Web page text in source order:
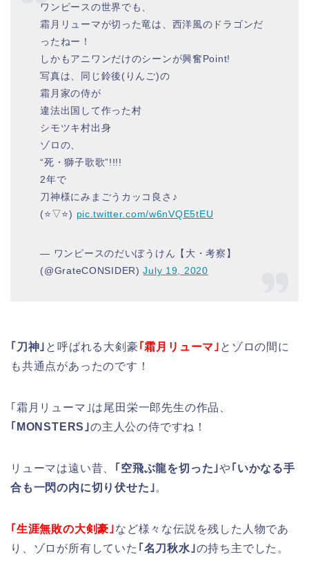
ワンピースの世界でも、
霜月リューマが切った竜は、西洋風のドラゴンだ
ったねー！
しかもアニワンだけのシーンが興奮Point!
写真は、同じ鈴後(りんご)の
霜月家の侍が
違法出国して作った村
シモツキ村出身
ゾロの、
“死・獅子歌歌”!!!!
2年で
刀神様にみまごうカッコ良さ♪
(⭐▽⭐) pic.twitter.com/w6nVQE5tEU
— ワンピースのだいぼうけん【大・考察】
(@GrateCONSIDER)July 19, 2020
｢刀神｣ と呼ばれる大剣豪 ｢霜月リューマ｣ とゾロの間に
も共通点があったのです！
｢霜月リューマ｣は尾田栄一郎先生の作品、
｢MONSTERS｣の主人公の侍ですね！
リューマは遠い昔、 ｢空飛ぶ龍を切った｣や｢いかなる手
合も一閃の内に切り伏せた｣ 。
｢生涯無敗の大剣豪｣など様々な伝説を残した人物であ
り、ゾロが所有していた ｢名刀秋水｣の持ち主でした。